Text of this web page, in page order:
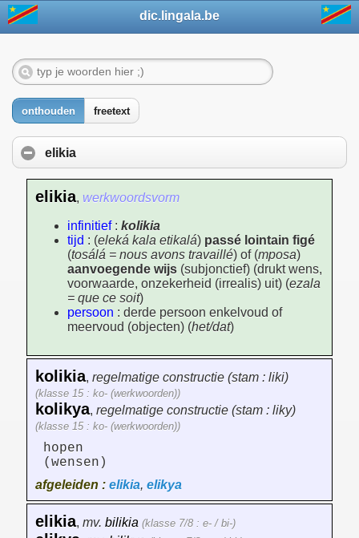
dic.lingala.be
onthouden freetext
elikia
elikia, werkwoordsvorm
infinitief: kolikia
tijd : (eleká kala etikalá) passé lointain figé
(tosálá = nous avons travaillé) of (mposa)
aanvoegende wijs (subjonctief) (drukt wens,
voorwaarde, onzekerheid (irrealis) uit) (ezala
= que ce soit)
persoon : derde persoon enkelvoud of
meervoud (objecten) (het/dat)
kolikia, regelmatige constructie (stam : liki)
(klasse 15 : ko- (werkwoorden))
kolikya, regelmatige constructie (stam : liky)
(klasse 15 : ko- (werkwoorden))
hopen
(wensen)
afgeleiden : elikia, elikya
elikia, mv. bilikia (klasse 7/8 : e- / bi-)